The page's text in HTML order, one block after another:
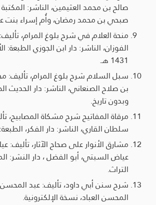
صالح بن محمد العثيمين، الناشر:
صبحي بن محمد رمضان، وأُم إسراء بنت
منحة العلام في شرح بلوغ المرام،
1431 هـ.
سبل السلام شرح بلوغ المرام، تأليف:
بن صلاح الصنعاني، الناشر: دار الحديث
وبدون تاريخ.
مرقاة المفاتيح شرح مشكاة المصابيح،
سلطان القاري، الناشر: دار الفكر، الطبعة:
مشارق الأنوار على صحاح الآثار،
عياض السبتي، أبو الفضل ، دار النشر:
التراث.
شرح سنن أبي داود، تأليف: عبد
المحسن العباد، نسخة الإلكترونية.